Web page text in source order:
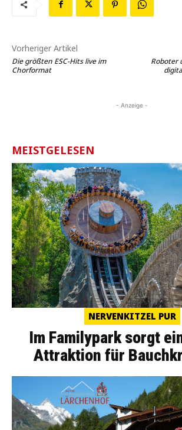
Vorheriger Artikel
Die größten ESC-Hits live im
Chorformat
Roboter
- Anzeige -
MEISTGELESEN
NERVENKITZEL PUR
Im Familypark sorgt
Attraktion für